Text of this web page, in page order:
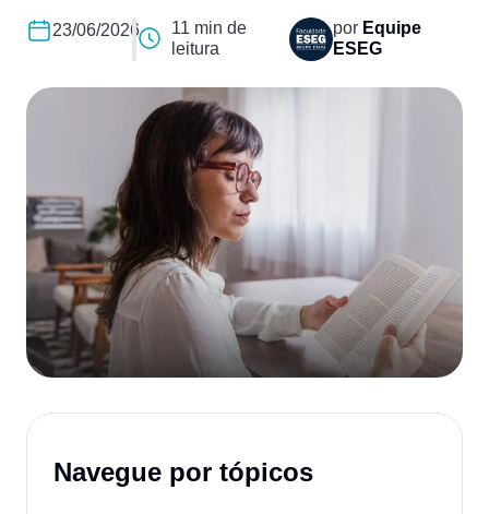
por Equipe
ESEG
23/06/2026
11 min de
leitura
Navegue por tópicos